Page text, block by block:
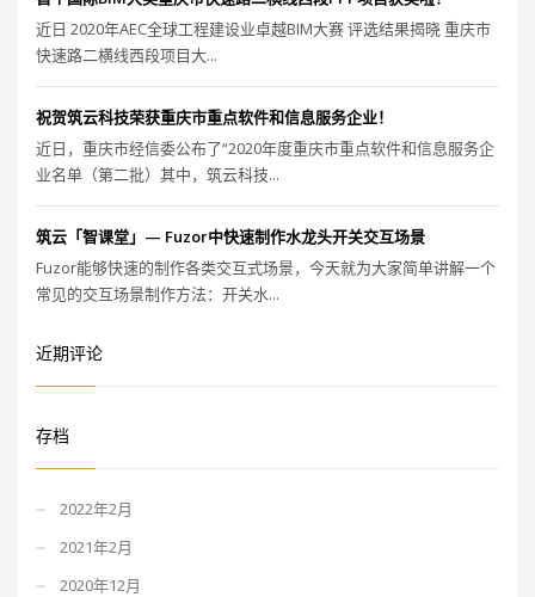
近日 2020年AEC全球工程建设业卓越BIM大赛 评选结果揭晓 重庆市
快速路二横线西段项目大...
祝贺筑云科技荣获重庆市重点软件和信息服务企业！
近日，重庆市经信委公布了“2020年度重庆市重点软件和信息服务企
业名单（第二批）其中，筑云科技...
筑云「智课堂」— Fuzor中快速制作水龙头开关交互场景
Fuzor能够快速的制作各类交互式场景，今天就为大家简单讲解一个
常见的交互场景制作方法：开关水...
近期评论
存档
2022年2月
2021年2月
2020年12月